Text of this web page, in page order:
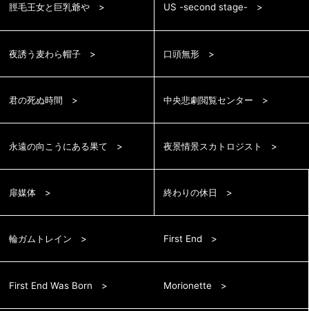
脛毛王女と巨乳爺や US -second stage-
夜誘う麦わら帽子 口頭無形
君の死ぬ時間 中央悲劇閲覧センター
永遠の向こうにある果て 夜景情景スカトロジスト
扉媒体 終わりの休日
輪ガムトレイン First End
First End Was Born Morionette